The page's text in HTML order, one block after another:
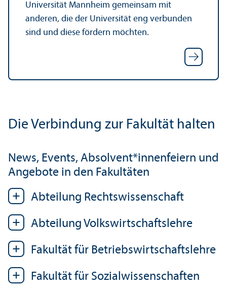
Universität Mannheim gemeinsam mit
anderen, die der Universität eng verbunden
sind und diese fördern möchten.
Die Verbindung zur Fakultät halten
News, Events, Absolvent*innenfeiern und
Angebote in den Fakultäten
Abteilung Rechts­wissenschaft
Abteilung Volkswirtschafts­lehre
Fakultät für Betriebs­wirtschafts­lehre
Fakultät für Sozial­wissenschaften